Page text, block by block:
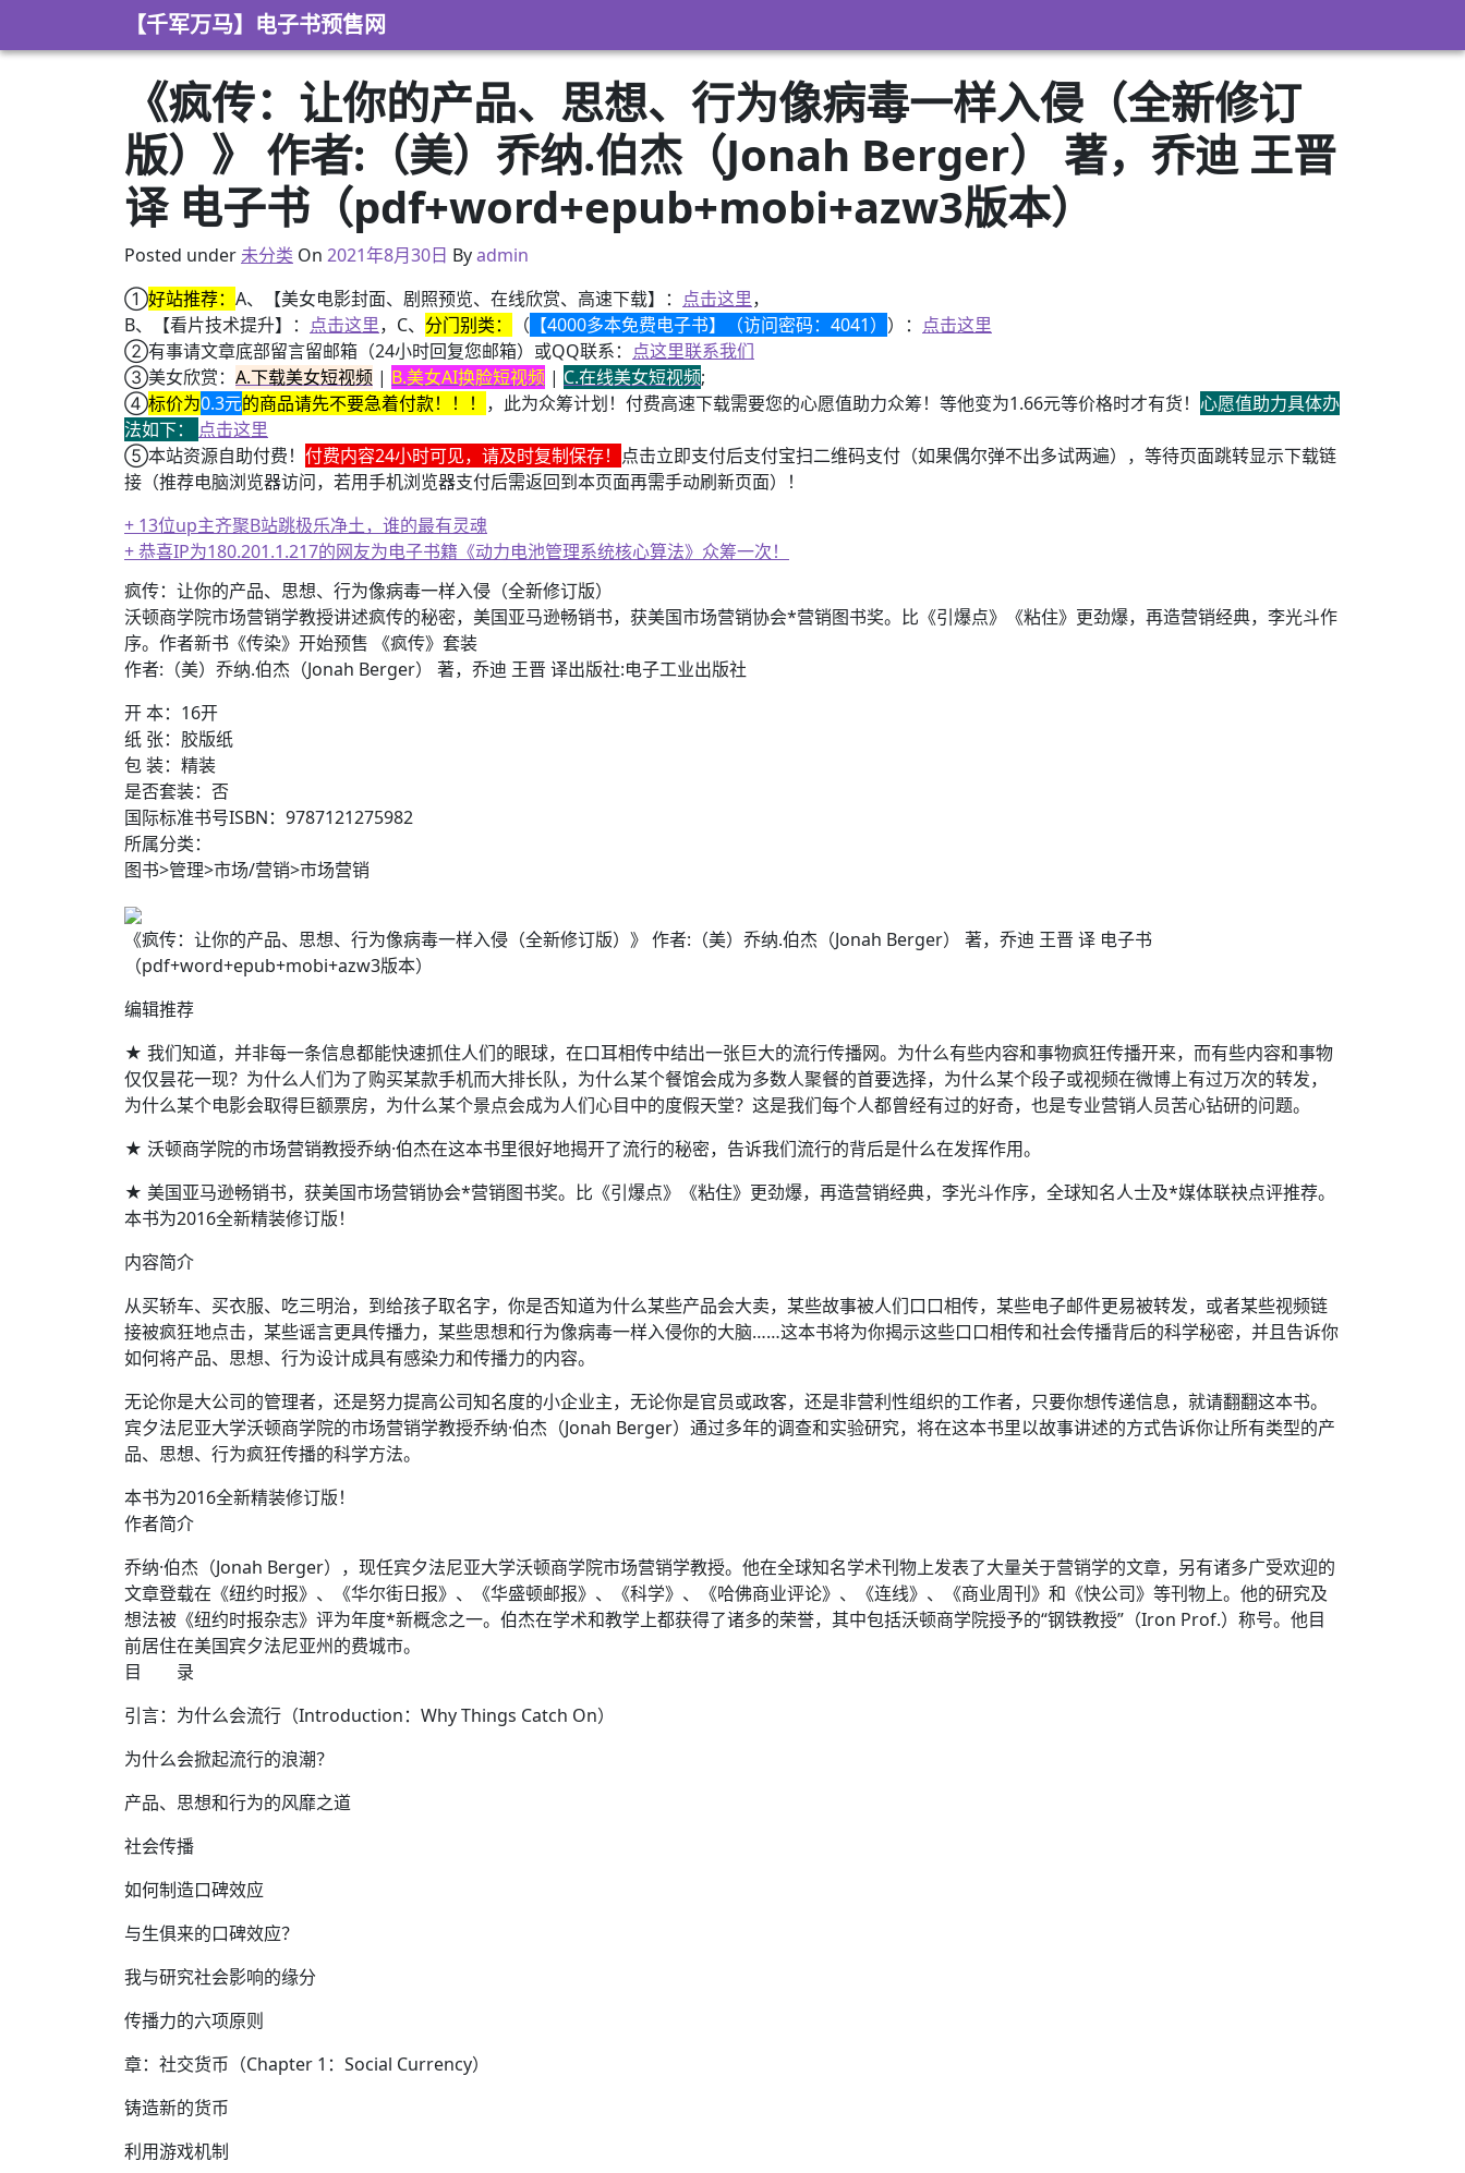
【千军万马】电子书预售网
《疯传：让你的产品、思想、行为像病毒一样入侵（全新修订
版）》 作者:（美）乔纳.伯杰（Jonah Berger） 著，乔迪 王晋
译 电子书（pdf+word+epub+mobi+azw3版本）
Posted under未分类 On 2021年8月29日
2021年8月30日 Byadmin
①好站推荐： A、【美女电影封面、剧照预览、在线欣赏、高速下载】： 点击这里，
B、【看片技术提升】： 点击这里，C、 分门别类： （ 【4000多本免费电子书】（访问密码：4041） ）： 点击这里
②有事请文章底部留言留邮箱（24小时回复您邮箱）或QQ联系： 点这里联系我们
③美女欣赏： A.下载美女短视频 | B.美女AI换脸短视频 | C.在线美女短视频;
④标价为0.3元的商品请先不要急着付款！！！ ，此为众筹计划！付费高速下载需要您的心愿值助力众筹！等他变为1.66元等价格时才有货！ 心愿值助力具体办
法如下： 点击这里
⑤本站资源自助付费！ 付费内容24小时可见，请及时复制保存！ 点击立即支付后支付宝扫二维码支付（如果偶尔弹不出多试两遍），等待页面跳转显示下载链
接（推荐电脑浏览器访问，若用手机浏览器支付后需返回到本页面再需手动刷新页面）！
+ 13位up主齐聚B站跳极乐净土，谁的最有灵魂
+ 恭喜IP为180.201.1.217的网友为电子书籍《动力电池管理系统核心算法》众筹一次！
疯传：让你的产品、思想、行为像病毒一样入侵（全新修订版）
沃顿商学院市场营销学教授讲述疯传的秘密，美国亚马逊畅销书，获美国市场营销协会*营销图书奖。比《引爆点》《粘住》更劲爆，再造营销经典，李光斗作
序。作者新书《传染》开始预售 《疯传》套装
作者:（美）乔纳.伯杰（Jonah Berger） 著，乔迪 王晋 译出版社:电子工业出版社
开 本：16开
纸 张：胶版纸
包 装：精装
是否套装：否
国际标准书号ISBN：9787121275982
所属分类：
图书>管理>市场/营销>市场营销
《疯传：让你的产品、思想、行为像病毒一样入侵（全新修订版）》 作者:（美）乔纳.伯杰（Jonah Berger） 著，乔迪 王晋 译 电子书
（pdf+word+epub+mobi+azw3版本）
编辑推荐
★ 我们知道，并非每一条信息都能快速抓住人们的眼球，在口耳相传中结出一张巨大的流行传播网。为什么有些内容和事物疯狂传播开来，而有些内容和事物
仅仅昙花一现？为什么人们为了购买某款手机而大排长队，为什么某个餐馆会成为多数人聚餐的首要选择，为什么某个段子或视频在微博上有过万次的转发，
为什么某个电影会取得巨额票房，为什么某个景点会成为人们心目中的度假天堂？这是我们每个人都曾经有过的好奇，也是专业营销人员苦心钻研的问题。
★ 沃顿商学院的市场营销教授乔纳·伯杰在这本书里很好地揭开了流行的秘密，告诉我们流行的背后是什么在发挥作用。
★ 美国亚马逊畅销书，获美国市场营销协会*营销图书奖。比《引爆点》《粘住》更劲爆，再造营销经典，李光斗作序，全球知名人士及*媒体联袂点评推荐。
本书为2016全新精装修订版！
内容简介
从买轿车、买衣服、吃三明治，到给孩子取名字，你是否知道为什么某些产品会大卖，某些故事被人们口口相传，某些电子邮件更易被转发，或者某些视频链
接被疯狂地点击，某些谣言更具传播力，某些思想和行为像病毒一样入侵你的大脑……这本书将为你揭示这些口口相传和社会传播背后的科学秘密，并且告诉你
如何将产品、思想、行为设计成具有感染力和传播力的内容。
无论你是大公司的管理者，还是努力提高公司知名度的小企业主，无论你是官员或政客，还是非营利性组织的工作者，只要你想传递信息，就请翻翻这本书。
宾夕法尼亚大学沃顿商学院的市场营销学教授乔纳·伯杰（Jonah Berger）通过多年的调查和实验研究，将在这本书里以故事讲述的方式告诉你让所有类型的产
品、思想、行为疯狂传播的科学方法。
本书为2016全新精装修订版！
作者简介
乔纳·伯杰（Jonah Berger），现任宾夕法尼亚大学沃顿商学院市场营销学教授。他在全球知名学术刊物上发表了大量关于营销学的文章，另有诸多广受欢迎的
文章登载在《纽约时报》、《华尔街日报》、《华盛顿邮报》、《科学》、《哈佛商业评论》、《连线》、《商业周刊》和《快公司》等刊物上。他的研究及
想法被《纽约时报杂志》评为年度*新概念之一。伯杰在学术和教学上都获得了诸多的荣誉，其中包括沃顿商学院授予的“钢铁教授”（Iron Prof.）称号。他目
前居住在美国宾夕法尼亚州的费城市。
目 录
引言：为什么会流行（Introduction：Why Things Catch On）
为什么会掀起流行的浪潮？
产品、思想和行为的风靡之道
社会传播
如何制造口碑效应
与生俱来的口碑效应？
我与研究社会影响的缘分
传播力的六项原则
章：社交货币（Chapter 1：Social Currency）
铸造新的货币
利用游戏机制